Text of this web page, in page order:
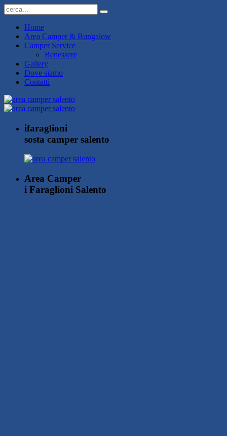
Home
Area Camper & Bungalow
Camper Service
Benessere
Gallery
Dove siamo
Contatti
ifaraglioni
sosta camper salento
Area Camper
i Faraglioni Salento